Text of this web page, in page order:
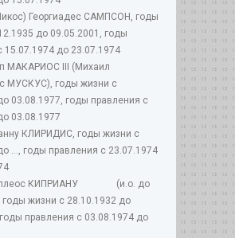
Георгиадес САМПСОН, годы
до 09.05.2001, годы
15.07.1974 до 23.07.1974
МАКАРИОС III (Михаил
МУСКУС), годы жизни с
03.08.1977, годы правления с
03.08.1977
КЛИРИДИС, годы жизни с
..., годы правления с 23.07.1974
КИПРИАНУ (и.о. до
годы жизни с 28.10.1932 до
правления с 03.08.1974 до